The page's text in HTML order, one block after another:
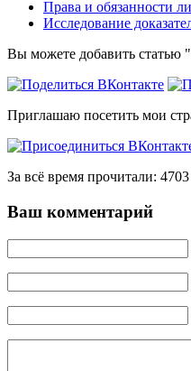
Права и обязанности
Исследование
Вы можете добавить статью
Приглашаю посетить мои
За всё время прочитали: 4703
Ваш комментарий